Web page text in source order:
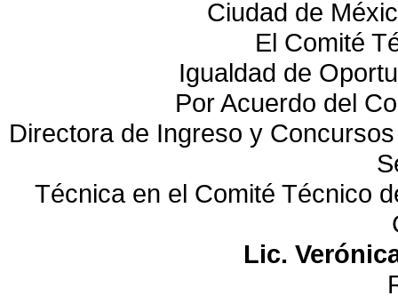
Ciudad de
El Comité
Igualdad de
Por Acuerdo del
Directora de Ingreso y
Técnica en el Comité Técnico
Lic.